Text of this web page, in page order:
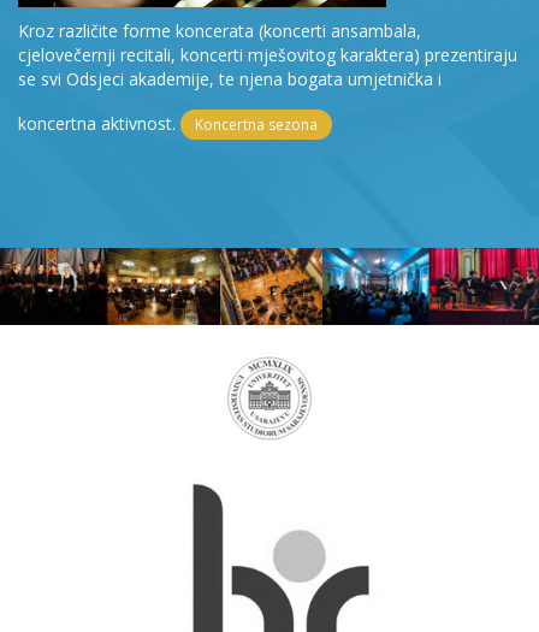
Kroz različite forme koncerata (koncerti ansambala,
cjelovečernji recitali, koncerti mješovitog karaktera) prezentiraju
se svi Odsjeci akademije, te njena bogata umjetnička i
koncertna aktivnost.
Koncertna sezona